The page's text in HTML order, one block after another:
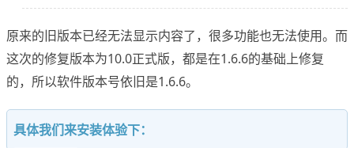
原来的旧版本已经无法显示内容了，很多功能也无法使用。而
这次的修复版本为10.0正式版，都是在1.6.6的基础上修复
的，所以软件版本号依旧是1.6.6。
具体我们来安装体验下：